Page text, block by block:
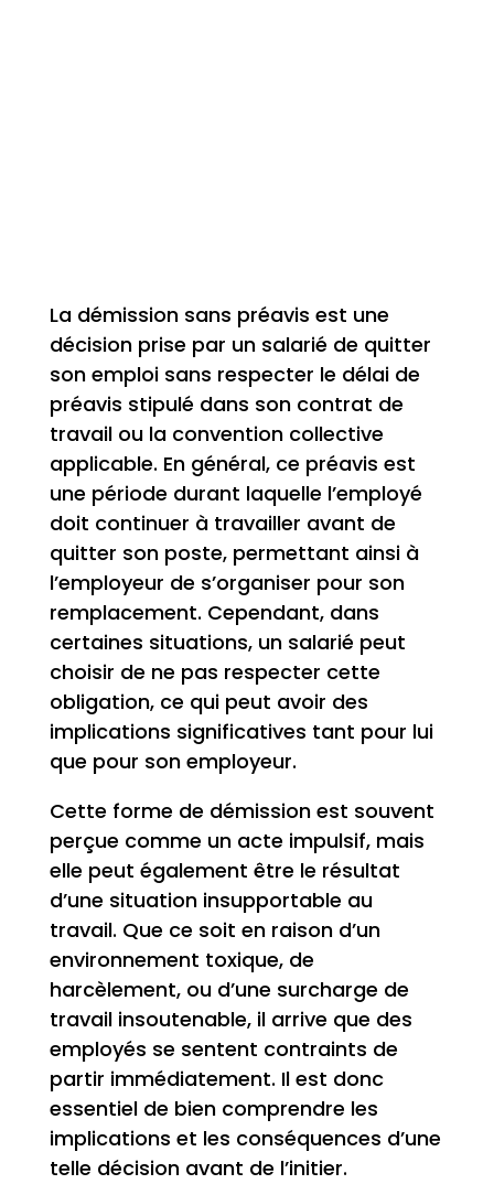
La démission sans préavis est une
décision prise par un salarié de quitter
son emploi sans respecter le délai de
préavis stipulé dans son contrat de
travail ou la convention collective
applicable. En général, ce préavis est
une période durant laquelle l’employé
doit continuer à travailler avant de
quitter son poste, permettant ainsi à
l’employeur de s’organiser pour son
remplacement. Cependant, dans
certaines situations, un salarié peut
choisir de ne pas respecter cette
obligation, ce qui peut avoir des
implications significatives tant pour lui
que pour son employeur.
Cette forme de démission est souvent
perçue comme un acte impulsif, mais
elle peut également être le résultat
d’une situation insupportable au
travail. Que ce soit en raison d’un
environnement toxique, de
harcèlement, ou d’une surcharge de
travail insoutenable, il arrive que des
employés se sentent contraints de
partir immédiatement. Il est donc
essentiel de bien comprendre les
implications et les conséquences d’une
telle décision avant de l’initier.